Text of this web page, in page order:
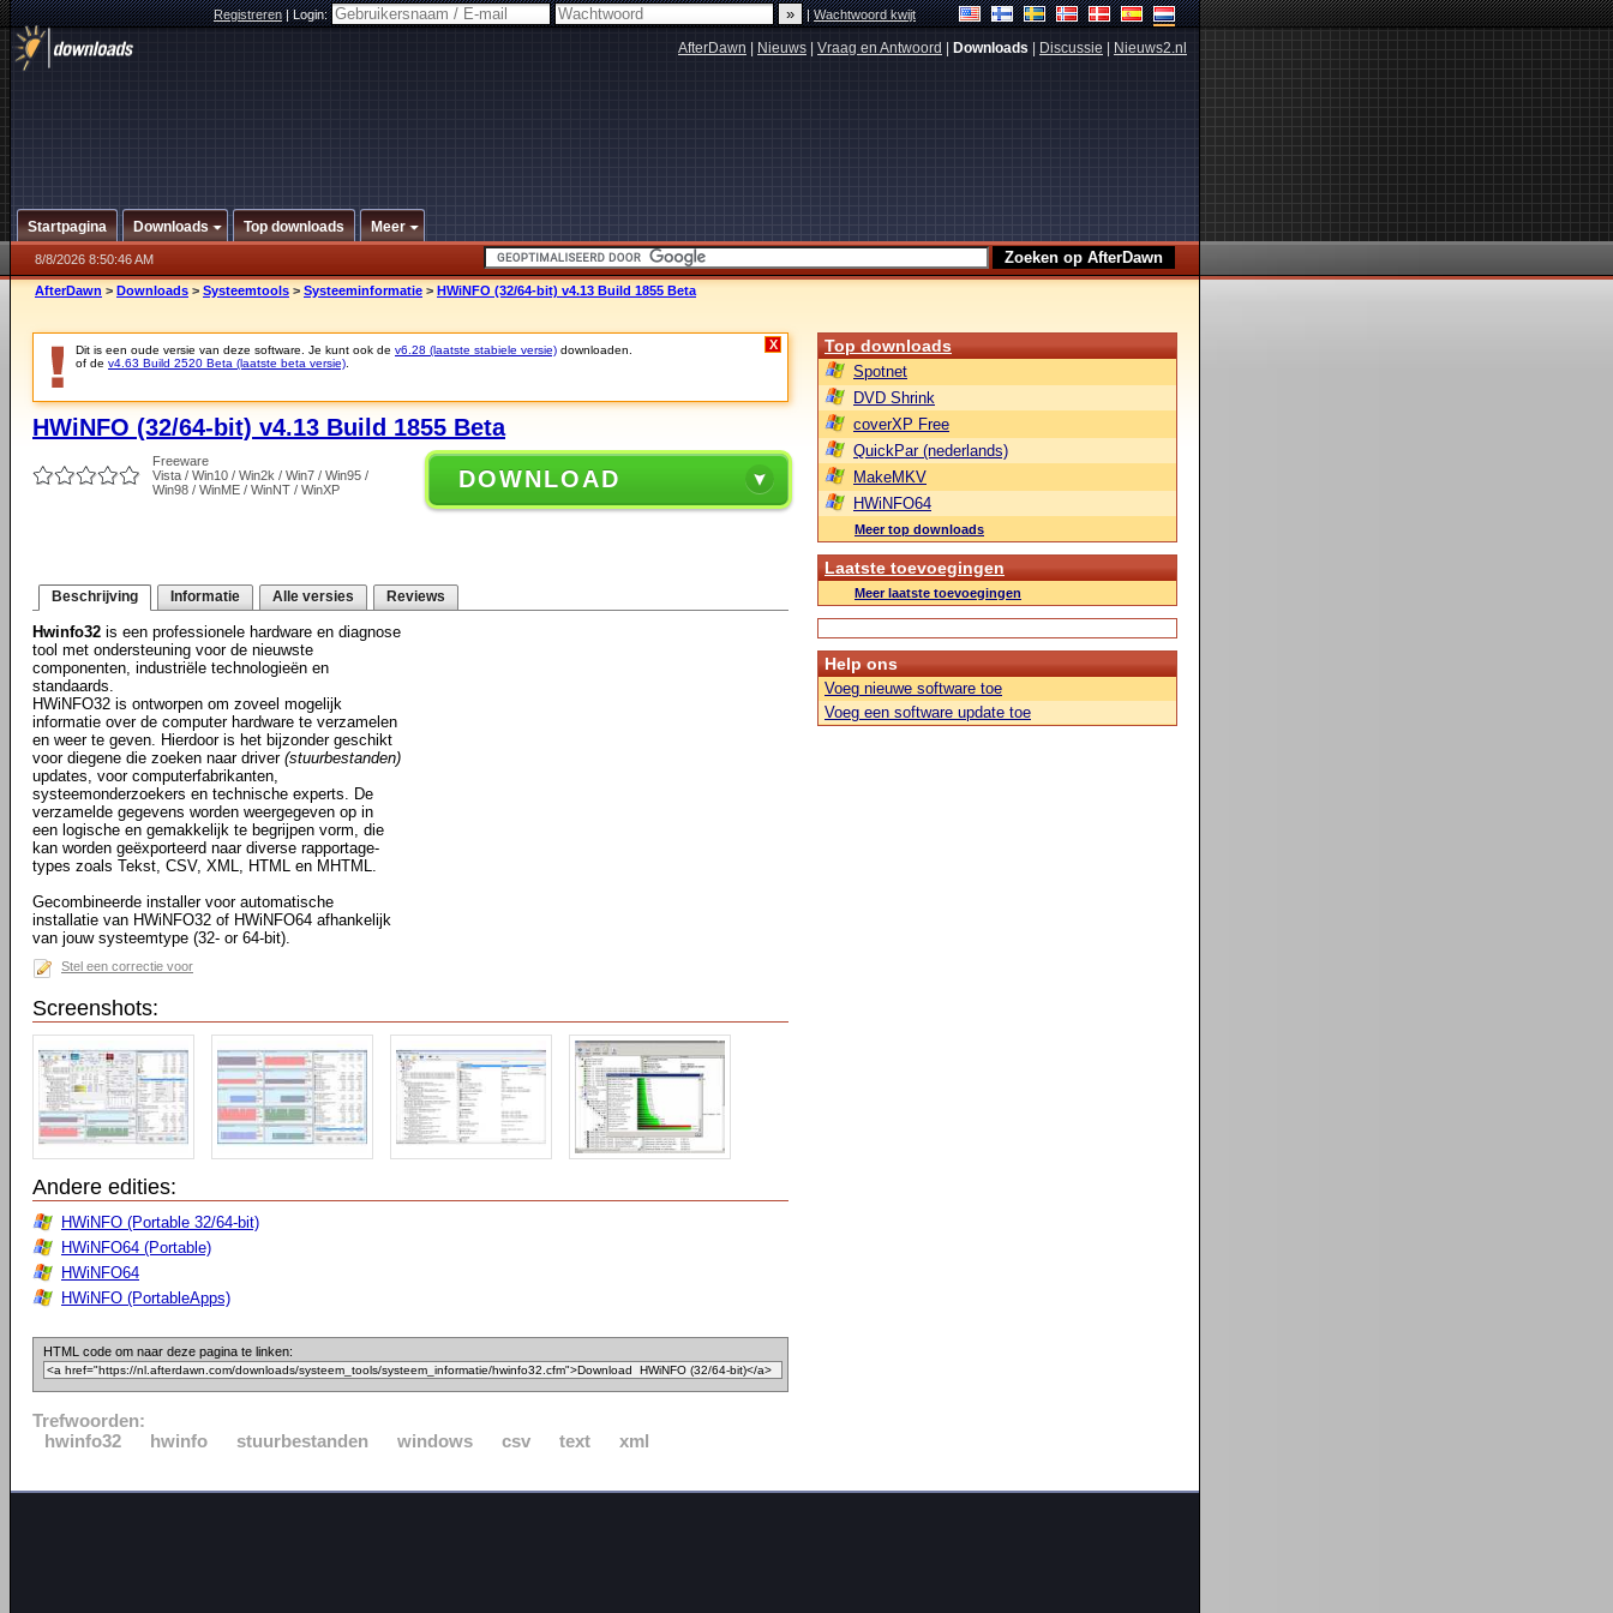
Registreren|Login: |Wachtwoord kwijt
AfterDawn Nieuws Vraag en Antwoord Downloads Discussie Nieuws2.nl
Startpagina Downloads Top downloads Meer
8/8/2026 8:50:46 AM
AfterDawn > Downloads > Systeemtools > Systeeminformatie > HWiNFO (32/64-bit) v4.13 Build 1855 Beta
Dit is een oude versie van deze software. Je kunt ook de v6.28 (laatste stabiele versie) downloaden.
of de v4.63 Build 2520 Beta (laatste beta versie)
X
HWiNFO (32/64-bit) v4.13 Build 1855 Beta
Freeware
Vista / Win10 / Win2k / Win7 / Win95 /
Win98 / WinME / WinNT / WinXP
DOWNLOAD
Beschrijving Informatie Alle versies Reviews
Hwinfo32 is een professionele hardware en diagnose
tool met ondersteuning voor de nieuwste
componenten, industriële technologieën en
standaards.
HWiNFO32 is ontworpen om zoveel mogelijk
informatie over de computer hardware te verzamelen
en weer te geven. Hierdoor is het bijzonder geschikt
voor diegene die zoeken naar driver (stuurbestanden)
updates, voor computerfabrikanten,
systeemonderzoekers en technische experts. De
verzamelde gegevens worden weergegeven op in
een logische en gemakkelijk te begrijpen vorm, die
kan worden geëxporteerd naar diverse rapportage-
types zoals Tekst, CSV, XML, HTML en MHTML.
Gecombineerde installer voor automatische
installatie van HWiNFO32 of HWiNFO64 afhankelijk
van jouw systeemtype (32- or 64-bit).
Stel een correctie voor
Screenshots:
Andere edities:
HWiNFO (Portable 32/64-bit)
HWiNFO64 (Portable)
HWiNFO64
HWiNFO (PortableApps)
HTML code om naar deze pagina te linken:
Trefwoorden:
hwinfo32
hwinfo stuurbestanden windows csv text xml
Top downloads
Spotnet
DVD Shrink
coverXP Free
QuickPar (nederlands)
MakeMKV
HWiNFO64
Meer top downloads
Laatste toevoegingen
Meer laatste toevoegingen
Help ons
Voeg nieuwe software toe
Voeg een software update toe